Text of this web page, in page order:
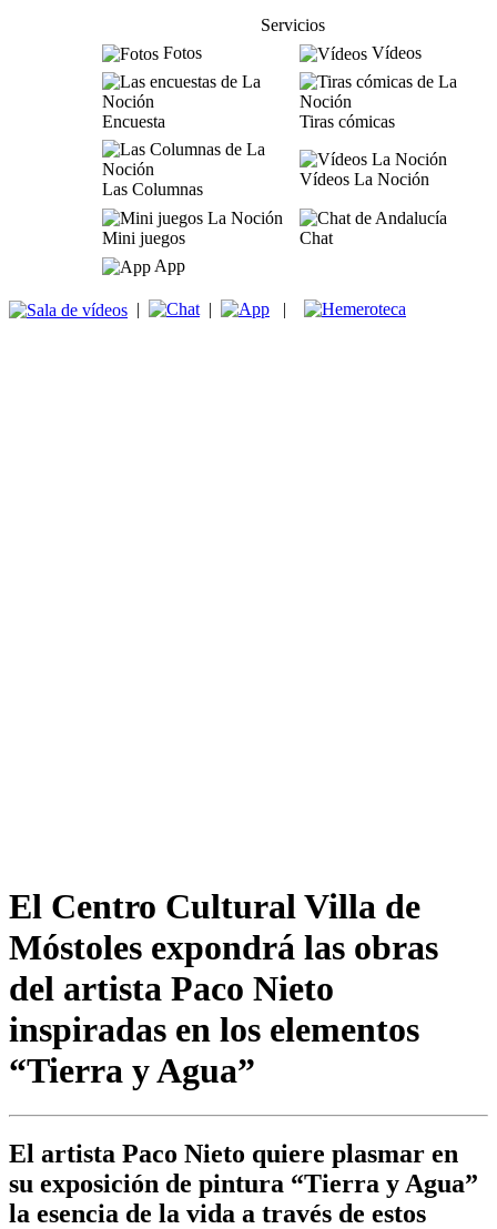
Servicios
Fotos
Vídeos
Encuesta Tiras cómicas
Las Columnas
Vídeos La Noción
Mini juegos
Chat
App
| | |
El Centro Cultural Villa de
Móstoles expondrá las obras
del artista Paco Nieto
inspiradas en los elementos
“Tierra y Agua”
El artista Paco Nieto quiere plasmar en
su exposición de pintura “Tierra y Agua”
la esencia de la vida a través de estos